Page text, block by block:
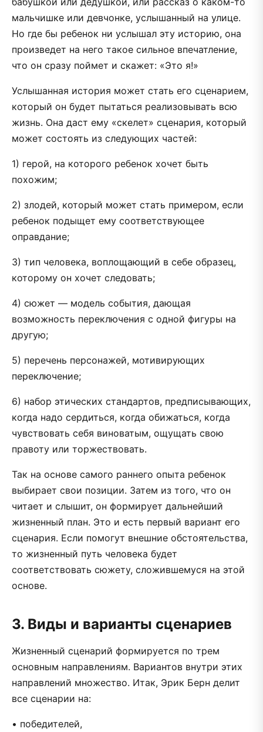
мальчишке или девчонке, услышанный на улице.
Но где бы ребенок ни услышал эту историю, она
произведет на него такое сильное впечатление,
что он сразу поймет и скажет: «Это я!»
Услышанная история может стать его сценарием,
который он будет пытаться реализовывать всю
жизнь. Она даст ему «скелет» сценария, который
может состоять из следующих частей:
1) герой, на которого ребенок хочет быть
похожим;
2) злодей, который может стать примером, если
ребенок подыщет ему соответствующее
оправдание;
3) тип человека, воплощающий в себе образец,
которому он хочет следовать;
4) сюжет — модель события, дающая
возможность переключения с одной фигуры на
другую;
5) перечень персонажей, мотивирующих
переключение;
6) набор этических стандартов, предписывающих,
когда надо сердиться, когда обижаться, когда
чувствовать себя виноватым, ощущать свою
правоту или торжествовать.
Так на основе самого раннего опыта ребенок
выбирает свои позиции. Затем из того, что он
читает и слышит, он формирует дальнейший
жизненный план. Это и есть первый вариант его
сценария. Если помогут внешние обстоятельства,
то жизненный путь человека будет
соответствовать сюжету, сложившемуся на этой
основе.
3. Виды и варианты сценариев
Жизненный сценарий формируется по трем
основным направлениям. Вариантов внутри этих
направлений множество. Итак, Эрик Берн делит
все сценарии на:
• победителей,